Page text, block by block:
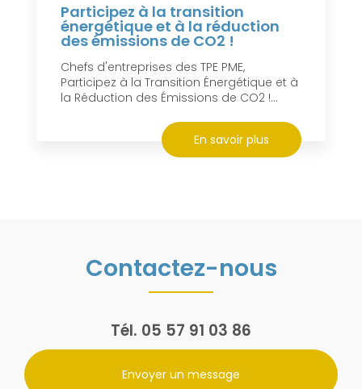
Participez à la transition
énergétique et à la réduction
des émissions de CO2 !
Chefs d'entreprises des TPE PME,
Participez à la Transition Énergétique et à
la Réduction des Émissions de CO2 !...
En savoir plus
Contactez-nous
Tél. 05 57 91 03 86
Envoyer un message